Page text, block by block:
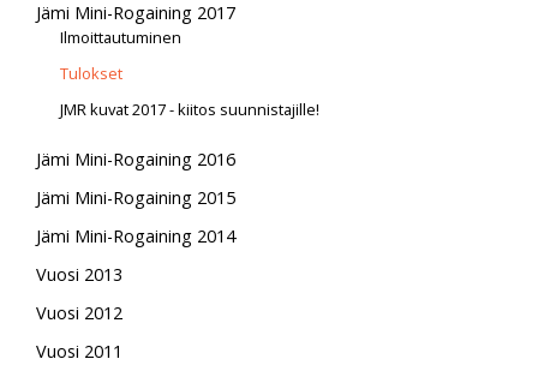
Jämi Mini-Rogaining 2017
Ilmoittautuminen
Tulokset
JMR kuvat 2017 - kiitos suunnistajille!
Jämi Mini-Rogaining 2016
Jämi Mini-Rogaining 2015
Jämi Mini-Rogaining 2014
Vuosi 2013
Vuosi 2012
Vuosi 2011